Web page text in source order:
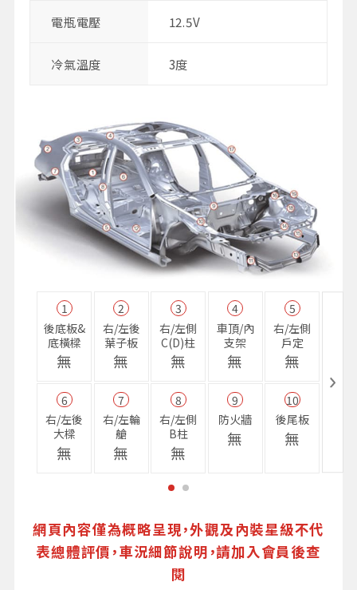
電瓶電壓 12.5V
冷氣溫度 3度
1
後底板&
底橫樑
無
2
右/左後
葉子板
無
3
右/左側
C(D)柱
無
4
車頂/內
支架
無
5
右/左側
戶定
無
6
右/左後
大樑
無
7
右/左輪
艙
無
8
右/左側
B柱
無
9
防火牆
無
10
後尾板
無
網頁內容僅為概略呈現，外觀及內裝星級不代
表總體評價，車況細節說明，請加入會員後查
閱